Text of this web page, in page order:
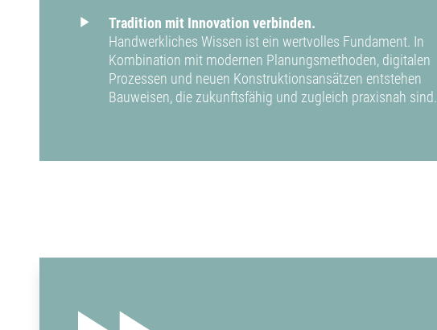
Tradition mit Innovation verbinden.
Handwerkliches Wissen ist ein wertvolles Fundament. In
Kombination mit modernen Planungsmethoden, digitalen
Prozessen und neuen Konstruktionsansätzen entstehen
Bauweisen, die zukunftsfähig und zugleich praxisnah sind.